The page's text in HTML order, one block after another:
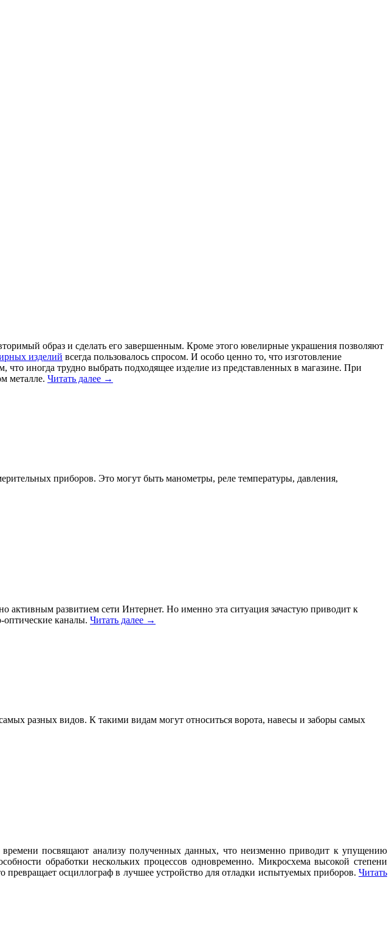
образ и сделать его завершенным. Кроме этого ювелирные украшения позволяют
изделий всегда пользовалось спросом. И особо ценно то, что изготовление
иногда трудно выбрать подходящее изделие из представленных в магазине. При
металле. Читать далее →
приборов. Это могут быть манометры, реле температуры, давления,
активным развитием сети Интернет. Но именно эта ситуация зачастую приводит к
оптические каналы. Читать далее →
разных видов. К такими видам могут относиться ворота, навесы и заборы самых
посвящают анализу полученных данных, что неизменно приводит к упущению
обработки нескольких процессов одновременно. Микросхема высокой степени
осциллограф в лучшее устройство для отладки испытуемых приборов. Читать